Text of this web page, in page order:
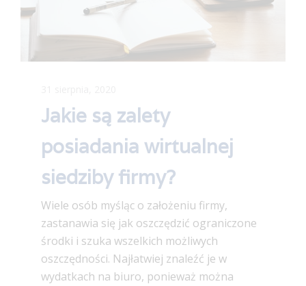
Jakie są zalety
posiadania wirtualnej
siedziby firmy?
Wiele osób myśląc o założeniu firmy,
zastanawia się jak oszczędzić ograniczone
środki i szuka wszelkich możliwych
oszczędności. Najłatwiej znaleźć je w
wydatkach na biuro, ponieważ można